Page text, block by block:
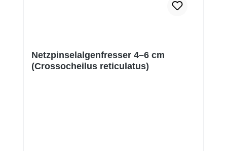
Netzpinselalgenfresser 4–6 cm
(Crossocheilus reticulatus)